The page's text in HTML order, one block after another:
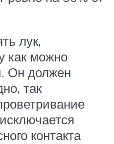
лук,
как можно
Он должен
так
контакта